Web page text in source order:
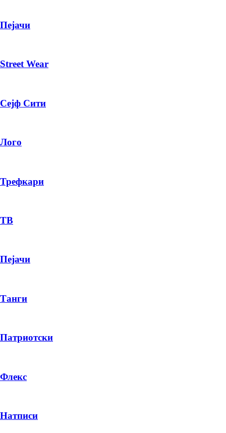
ПЛАТИ ПРИ ДОСТАВА ВО КЕШ
Пејачи
Street Wear
Сејф Сити
Лого
Трефкари
ТВ
Пејачи
Танги
Патриотски
Флекс
Натписи